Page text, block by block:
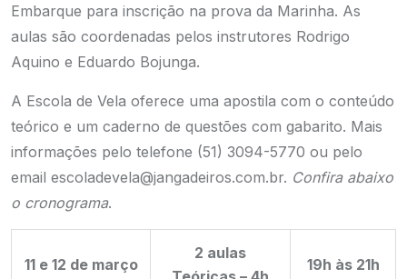
Embarque para inscrição na prova da Marinha. As
aulas são coordenadas pelos instrutores Rodrigo
Aquino e Eduardo Bojunga.
A Escola de Vela oferece uma apostila com o conteúdo
teórico e um caderno de questões com gabarito. Mais
informações pelo telefone (51) 3094-5770 ou pelo
email escoladevela@jangadeiros.com.br. Confira abaixo
o cronograma.
11 e 12 de março
2 aulas
19h às 21h